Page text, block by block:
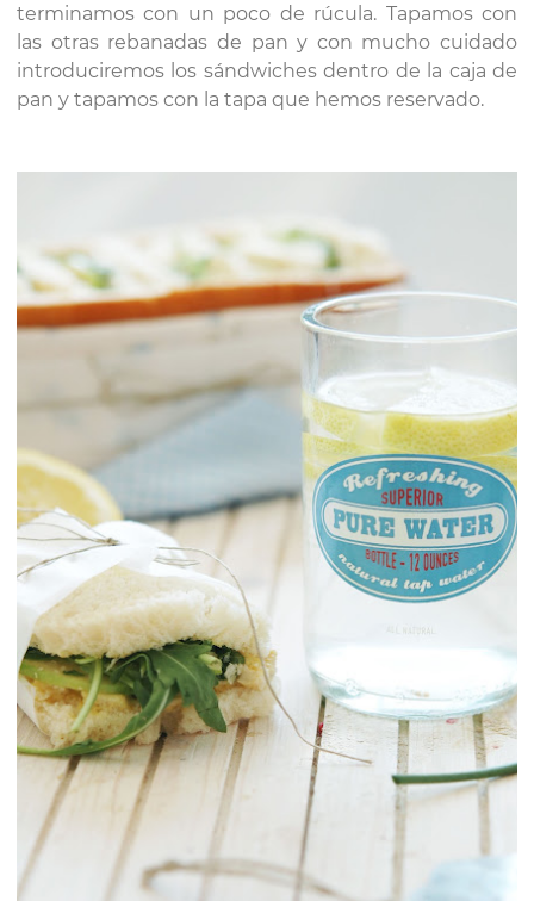
terminamos con un poco de rúcula. Tapamos con
las otras rebanadas de pan y con mucho cuidado
introduciremos los sándwiches dentro de la caja de
pan y tapamos con la tapa que hemos reservado.